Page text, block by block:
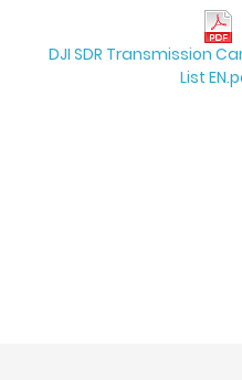
DJI SDR Transmission
List